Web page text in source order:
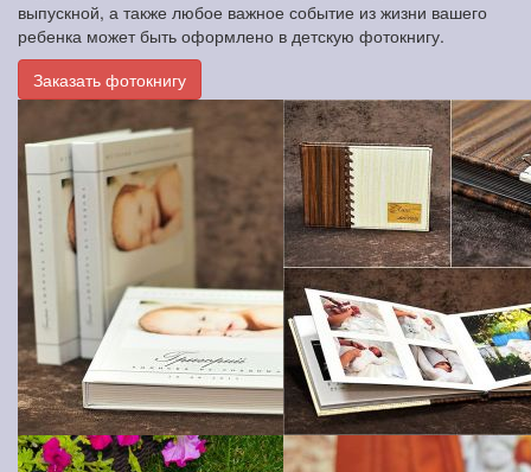
выпускной, а также любое важное событие из жизни вашего
ребенка может быть оформлено в детскую фотокнигу.
Заказать фотокнигу